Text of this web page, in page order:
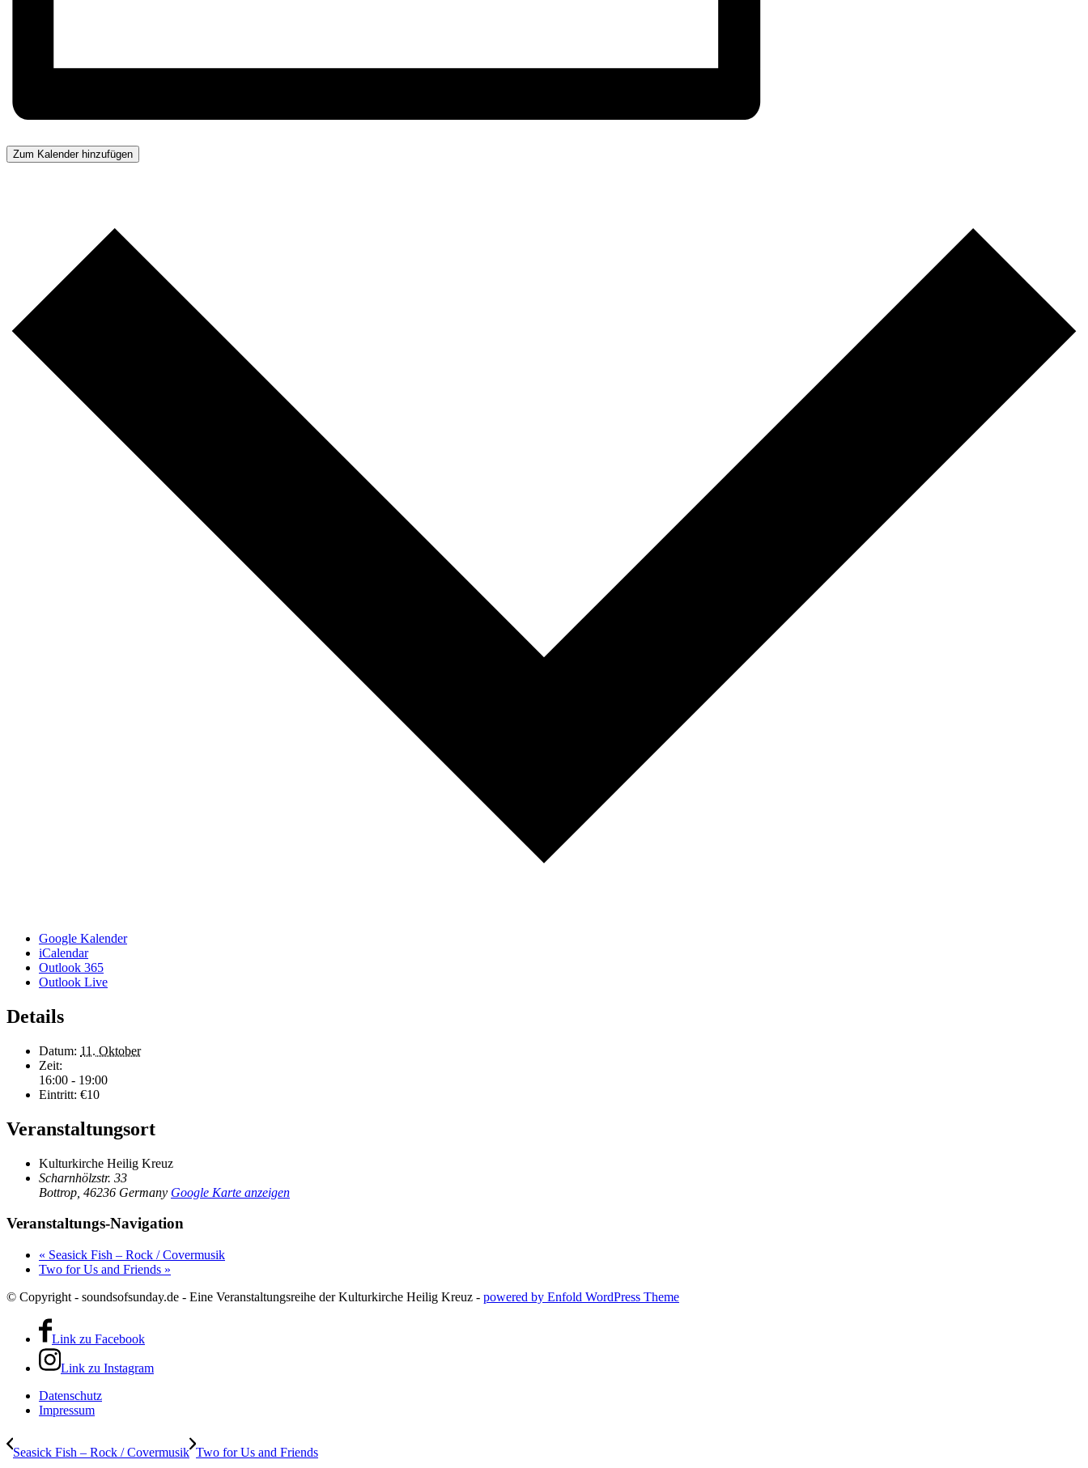
Zum Kalender hinzufügen
Google Kalender
iCalendar
Outlook 365
Outlook Live
Details
Datum: 11. Oktober
Zeit:
16:00 - 19:00
Eintritt: €10
Veranstaltungsort
Kulturkirche Heilig Kreuz
Scharnhölzstr. 33
Bottrop 46236 Germany Google Karte anzeigen
Veranstaltungs-Navigation
« Seasick Fish – Rock / Covermusik
Two for Us and Friends »
© Copyright - soundsofsunday.de - Eine Veranstaltungsreihe der Kulturkirche Heilig Kreuz - powered by Enfold WordPress Theme
Link zu Facebook
Link zu Instagram
Datenschutz
Impressum
Seasick Fish – Rock / Covermusik Two for Us and Friends